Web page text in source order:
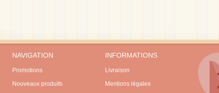
NAVIGATION
Promotions
Nouveaux produits
INFORMATIONS
Livraison
Mentions légales